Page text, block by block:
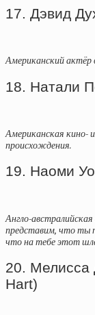
17. Дэвид
Американский актёр
18. Натали
Американская кино-
происхождения.
19. Наоми
Англо-
представим, что ты
что на тебе этот
20. Мелисса
Hart)